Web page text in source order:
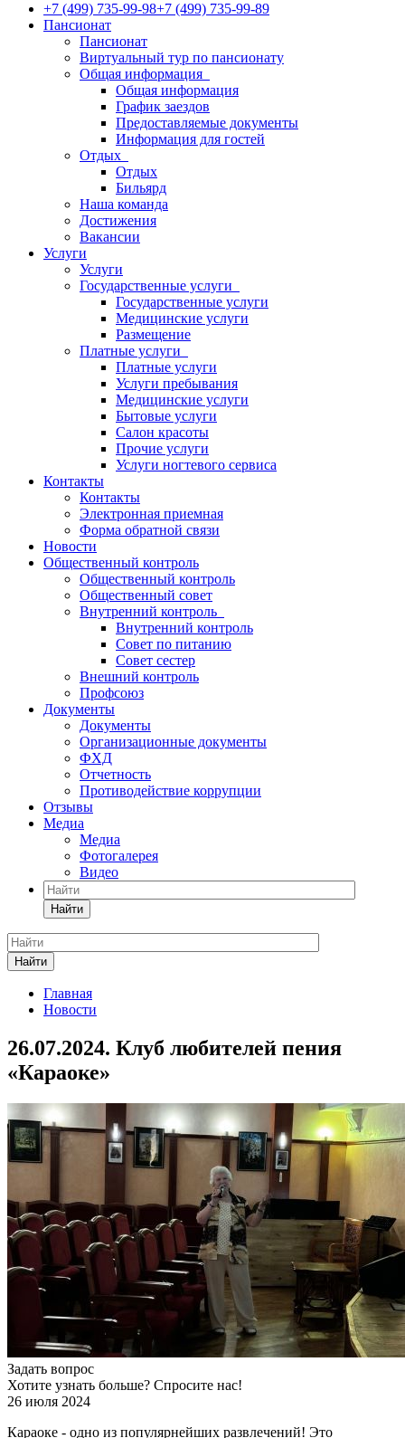
+7 (499) 735-99-98+7 (499) 735-99-89
Пансионат
Пансионат
Виртуальный тур по пансионату
Общая информация
Общая информация
График заездов
Предоставляемые документы
Информация для гостей
Отдых
Отдых
Бильярд
Наша команда
Достижения
Вакансии
Услуги
Услуги
Государственные услуги
Государственные услуги
Медицинские услуги
Размещение
Платные услуги
Платные услуги
Услуги пребывания
Медицинские услуги
Бытовые услуги
Салон красоты
Прочие услуги
Услуги ногтевого сервиса
Контакты
Контакты
Электронная приемная
Форма обратной связи
Новости
Общественный контроль
Общественный контроль
Общественный совет
Внутренний контроль
Внутренний контроль
Совет по питанию
Совет сестер
Внешний контроль
Профсоюз
Документы
Документы
Организационные документы
ФХД
Отчетность
Противодействие коррупции
Отзывы
Медиа
Медиа
Фотогалерея
Видео
Найти
Найти
Главная
Новости
26.07.2024. Клуб любителей пения
«Караоке»
Задать вопрос
Хотите узнать больше? Спросите нас!
26 июля 2024
Караоке - одно из популярнейших развлечений! Это